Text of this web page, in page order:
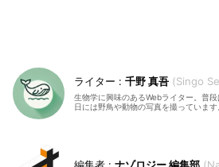
千野 真吾 Singo
生物学に興味のあるWebライター。普
日には野鳥や動物の写真を撮っています